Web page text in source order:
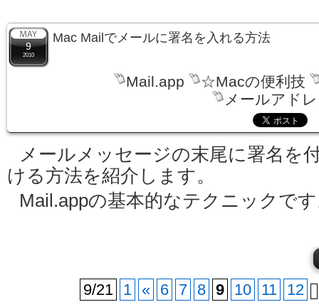
9
2010
Mac Mailでメールに署名を入れる方法
Mail.app
☆Macの便利技
メールアド
メールメッセージの末尾に署名を
ける方法を紹介します。
Mail.appの基本的なテクニックで
9/21 1 « 6 7 8 9 10 11 12